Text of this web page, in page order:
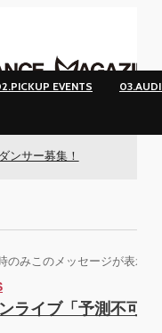
EVENTS
！
のみこのメッセージが表示
ライブ「予測不可